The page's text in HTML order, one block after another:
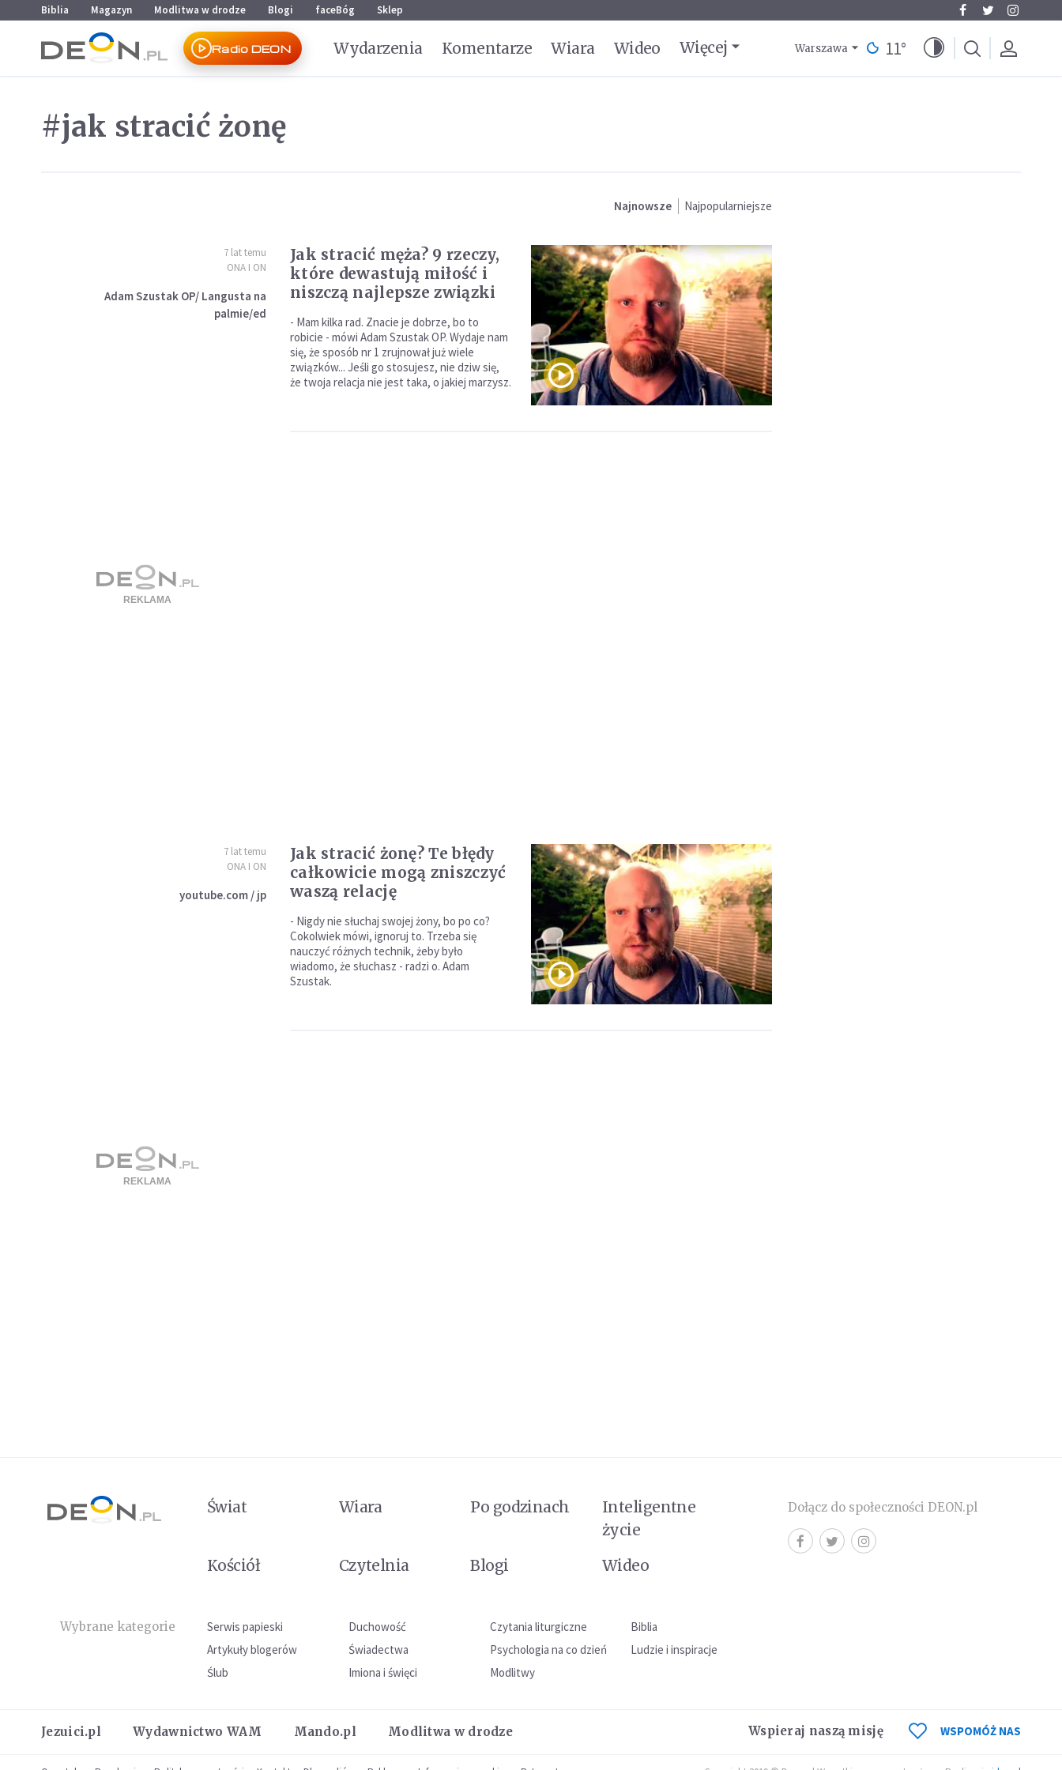
Przejdź do menu głównego
Przejdź do treści
Biblia Magazyn Modlitwa w drodze Blogi faceBóg Sklep
Radio DEON Wydarzenia Komentarze Wiara Wideo Więcej Warszawa 11°
#jak stracić żonę
Najnowsze Najpopularniejsze
7 lat temu
ONA I ON
Adam Szustak OP/ Langusta na
palmie/ed
Jak stracić męża? 9 rzeczy,
które dewastują miłość i
niszczą najlepsze związki
- Mam kilka rad. Znacie je dobrze, bo to
robicie - mówi Adam Szustak OP. Wydaje nam
się, że sposób nr 1 zrujnował już wiele
związków... Jeśli go stosujesz, nie dziw się,
że twoja relacja nie jest taka, o jakiej marzysz.
7 lat temu
ONA I ON
youtube.com / jp
Jak stracić żonę? Te błędy
całkowicie mogą zniszczyć
waszą relację
- Nigdy nie słuchaj swojej żony, bo po co?
Cokolwiek mówi, ignoruj to. Trzeba się
nauczyć różnych technik, żeby było
wiadomo, że słuchasz - radzi o. Adam
Szustak.
Świat Wiara Po godzinach
Inteligentne
życie
Kościół
Czytelnia Blogi Wideo
Wybrane kategorie Serwis papieski Duchowość Czytania liturgiczne
Biblia
Artykuły blogerów
Świadectwa Psychologia na co dzień
Ludzie i inspiracje
Ślub
Imiona i święci Modlitwy
Dołącz do społeczności DEON.pl
Jezuici.pl Wydawnictwo WAM Mando.pl Modlitwa w drodze Wspieraj naszą misję WSPOMÓŻ NAS